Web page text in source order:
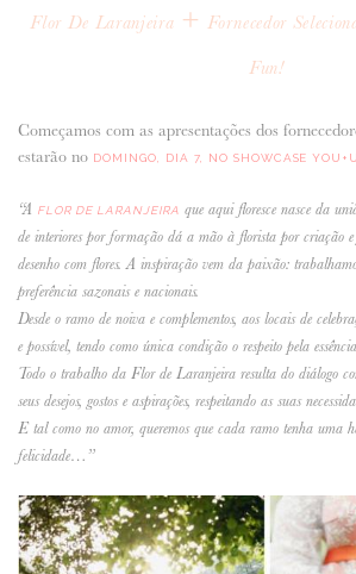
CASAVA-ME AQUI!
FORNECEDORES
Flor De Laranjeira +Fornecedor
Fun!
Começamos com as apresentações dos
estarão no DOMINGO, DIA 7, NO SHOWCASE
“A FLOR DE LARANJEIRA que aqui floresce nasce da
de interiores por formação dá a mão à florista por criação
desenho com flores. A inspiração vem da paixão:
preferência sazonais e nacionais.
Desde o ramo de noiva e complementos, aos locais de
e possível, tendo como única condição o respeito pela
Todo o trabalho da Flor de Laranjeira resulta do diálogo
seus desejos, gostos e aspirações, respeitando as suas
E tal como no amor, queremos que cada ramo tenha uma
felicidade…”